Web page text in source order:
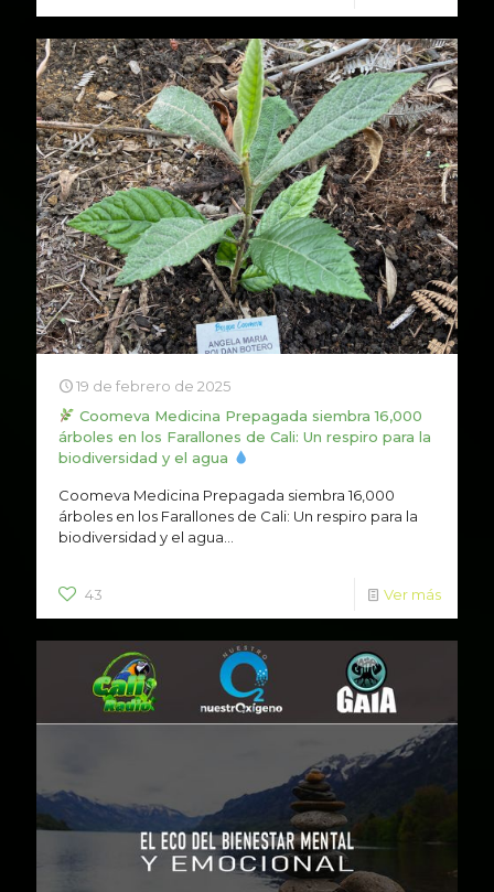
19 de febrero de 2025
Coomeva Medicina Prepagada siembra 16,000
árboles en los Farallones de Cali: Un respiro para la
biodiversidad y el agua
Coomeva Medicina Prepagada siembra 16,000
árboles en los Farallones de Cali: Un respiro para la
biodiversidad y el agua...
43 Ver más